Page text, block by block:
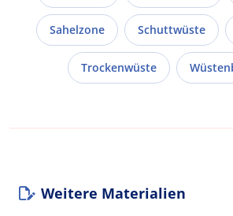
Sahelzone Schuttwüste
Trockenwüste
Weitere Materialien